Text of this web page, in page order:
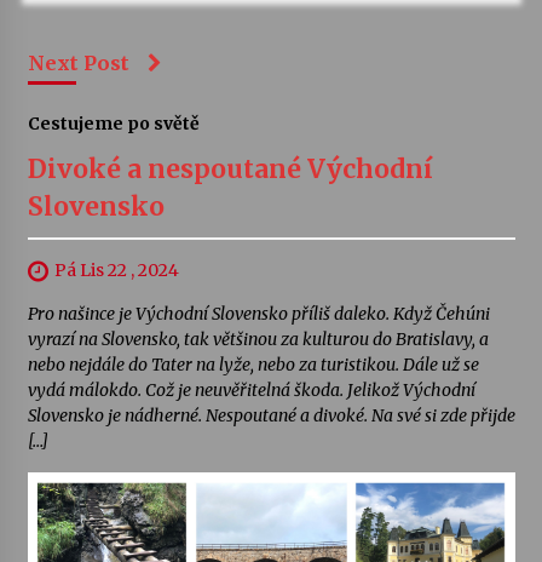
Next Post
Cestujeme po světě
Divoké a nespoutané Východní
Slovensko
Pá Lis 22 , 2024
Pro našince je Východní Slovensko příliš daleko. Když Čehúni
vyrazí na Slovensko, tak většinou za kulturou do Bratislavy, a
nebo nejdále do Tater na lyže, nebo za turistikou. Dále už se
vydá málokdo. Což je neuvěřitelná škoda. Jelikož Východní
Slovensko je nádherné. Nespoutané a divoké. Na své si zde přijde
[…]